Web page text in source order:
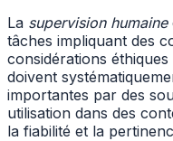
La supervision humaine
tâches impliquant des
considérations
doivent
importantes par des
utilisation dans des
la fiabilité et la